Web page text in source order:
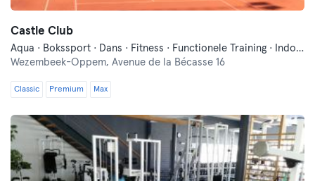
Castle Club
Aqua · Bokssport · Dans · Fitness · Functionele Training · Indoor Fietsen · Pilates · Qi Gong en Tai Chi · Squash · Tennis · Traditionele Aziatische Vechtsporten · Yoga
Wezembeek-Oppem, Avenue de la Bécasse 16
Classic Premium Max